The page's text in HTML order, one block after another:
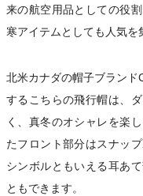
来の航空用品としての役
寒アイテムとしても人気を
北米カナダの帽子ブランド
するこちらの飛行帽は、
く、真冬のオシャレを楽
たフロント部分はスナッ
シンボルともいえる耳あ
ともできます。